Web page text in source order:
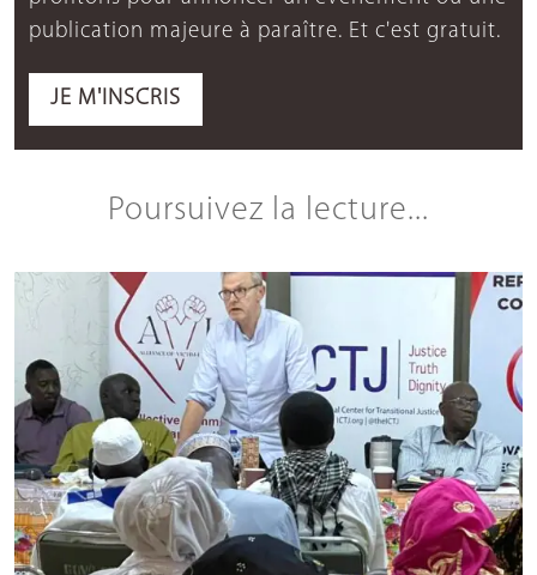
publication majeure à paraître. Et c'est gratuit.
JE M'INSCRIS
Poursuivez la lecture...